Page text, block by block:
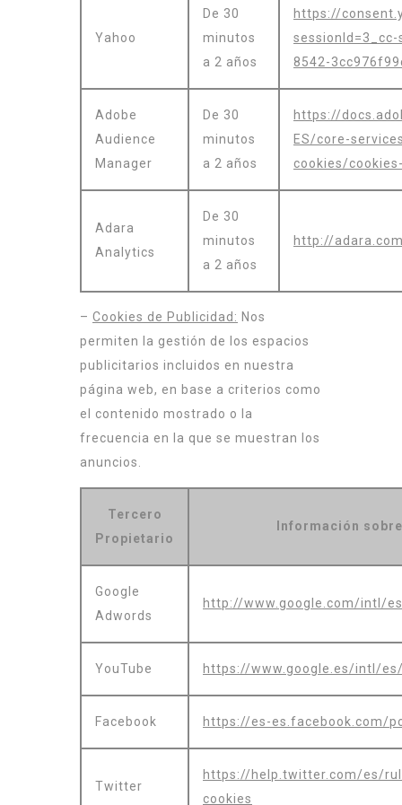
Yahoo
De 30
minutos
a 2 años
https://
8542-
Adobe
Audience
Manager
De 30
minutos
a 2 años
https://
ES/core-
cookies/
Adara
Analytics
De 30
minutos
a 2 años
http://
– Cookies de Publicidad: Nos
permiten la gestión de los espacios
publicitarios incluidos en nuestra
página web, en base a criterios como
el contenido mostrado o la
frecuencia en la que se muestran los
anuncios.
Tercero
Propietario
Información
Google
Adwords
http://www.google.com/intl/
YouTube https://www.google.es/intl/
Facebook https://es-es.facebook.com/
Twitter
https://help.twitter.com/es/
cookies